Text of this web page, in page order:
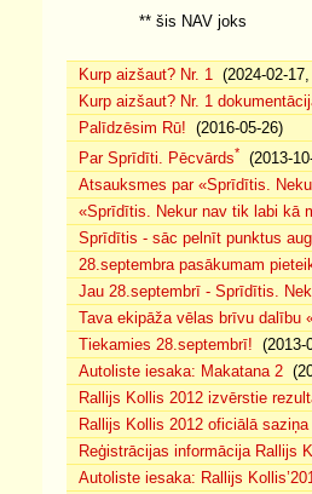
** šis NAV joks
Kurp aizšaut? Nr. 1 (2024-02-
Kurp aizšaut? Nr. 1
Palīdzēsim Rū! (2016-05-26)
Par Sprīdīti. Pēcvārds*
(2013-
Atsauksmes par «Sprīdītis.
«Sprīdītis. Nekur nav tik labi kā
Sprīdītis - sāc pelnīt punktus
28.septembra pasākumam
Jau 28.septembrī - Sprīdītis.
Tava ekipāža vēlas brīvu dalību
Tiekamies 28.septembrī! (2013-
Autoliste iesaka: Makatana 2
Rallijs Kollis 2012 izvērstie
Rallijs Kollis 2012 oficiālā saziņa
Reģistrācijas informācija Rallijs
Autoliste iesaka: Rallijs